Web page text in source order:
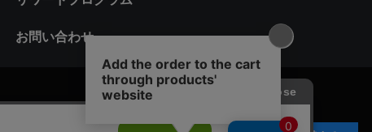
お問い合わせ